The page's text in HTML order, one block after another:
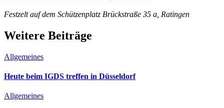
Festzelt auf dem Schützenplatz Brückstraße 35 a, Ratingen
Weitere Beiträge
Allgemeines
Heute beim IGDS treffen in Düsseldorf
Allgemeines